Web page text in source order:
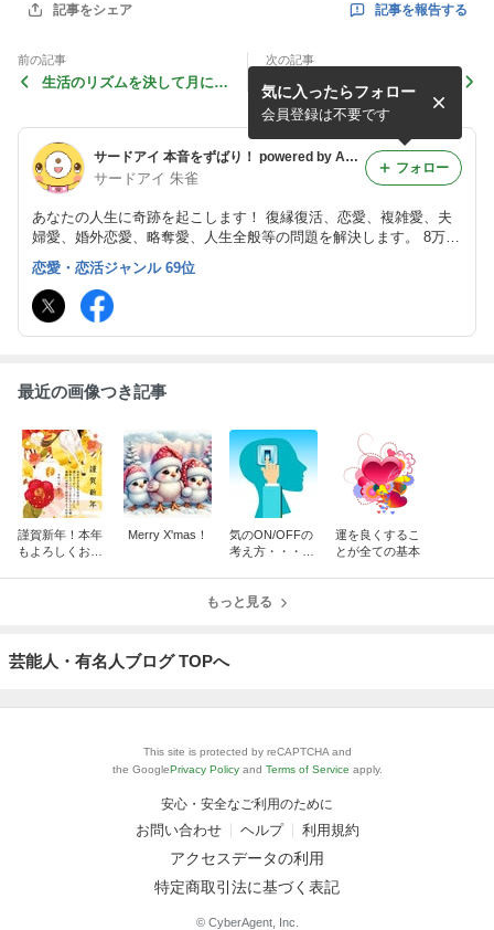
記事をシェア 記事を報告する
前の記事
生活のリズムを決して月に照
次の記事
サードアイ 本音をずばり！ powered by Ameba
サードアイ 朱雀
あなたの人生に奇跡を起こします！ 復縁復活、恋愛、複雑愛、夫
婦愛、婚外恋愛、略奪愛、人生全般等の問題を解決します。 8万件
（私一人で）を超える実績の鑑定！脅威の的中率！脅威の願望成就
率！を誇ります。真言密教 朱雀流気功 朱雀流行法 朱雀流秘術 霊
視･霊感鑑定
気に入ったらフォロー
会員登録は不要です
フォロー
恋愛・恋活ジャンル 69位
最近の画像つき記事
謹賀新年！本年
もよろしくお願
Merry X'mas！
気のON/OFFの
考え方・・・秘
運を良くするこ
とが全ての基本
もっと見る
芸能人・有名人ブログ TOPへ
This site is protected by reCAPTCHA and
the GooglePrivacy Policy and Terms of Service apply.
安心・安全なご利用のために
お問い合わせ ヘルプ 利用規約
アクセスデータの利用
特定商取引法に基づく表記
© CyberAgent, Inc.